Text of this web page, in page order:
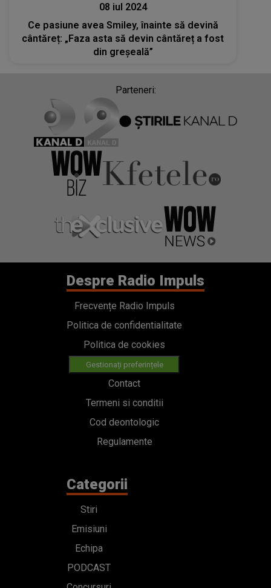
08 iul 2024
Ce pasiune avea Smiley, înainte să devină
cântăreț: „Faza asta să devin cântăreț a fost
din greșeală”
Parteneri:
Despre Radio Impuls
Frecvențe Radio Impuls
Politica de confidentialitate
Politica de cookies
Gestionați preferințele
Contact
Termeni si conditii
Cod deontologic
Regulamente
Categorii
Stiri
Emisiuni
Echipa
PODCAST